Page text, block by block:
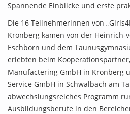
Spannende Einblicke und erste
Die 16 Teilnehmerinnen von
Kronberg kamen von der Heinrich-
Eschborn und dem
erlebten beim
Manufactering GmbH in Kronberg
Service GmbH in Schwalbach am
abwechslungsreiches Programm
Ausbildungsberufe in den